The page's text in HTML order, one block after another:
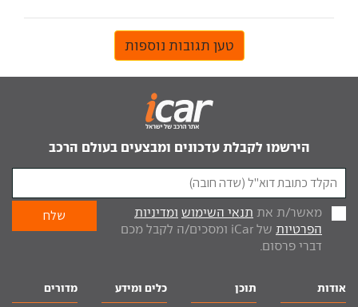
טען תגובות נוספות
הירשמו לקבלת עדכונים ומבצעים בעולם הרכב
מאשר/ת את תנאי השימוש ומדיניות
הפרטיות
של iCar ומסכים/ה לקבל מכם
דברי פרסום.
אודות תוכן כלים ומידע מדורים